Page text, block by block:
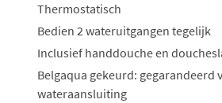
Thermostatisch
Bedien 2 wateruitgangen tegelijk
Inclusief handdouche en
Belgaqua gekeurd: gegarandeerd
wateraansluiting